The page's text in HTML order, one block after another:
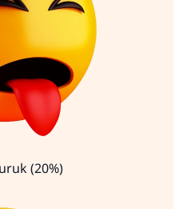
(20%)